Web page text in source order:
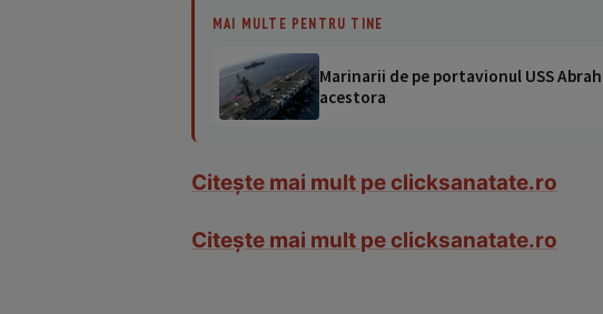
MAI MULTE PENTRU TINE
Marinarii de pe portavionul USS
acestora
Citeşte mai mult pe clicksanatate.ro
Citeşte mai mult pe clicksanatate.ro